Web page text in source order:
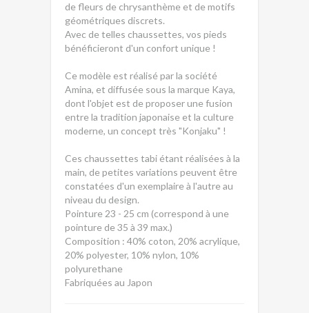
de fleurs de chrysanthème et de motifs
géométriques discrets.
Avec de telles chaussettes, vos pieds
bénéficieront d'un confort unique !
Ce modèle est réalisé par la société
Amina, et diffusée sous la marque Kaya,
dont l'objet est de proposer une fusion
entre la tradition japonaise et la culture
moderne, un concept très "Konjaku" !
Ces chaussettes tabi étant réalisées à la
main, de petites variations peuvent être
constatées d'un exemplaire à l'autre au
niveau du design.
Pointure 23 - 25 cm (correspond à une
pointure de 35 à 39 max.)
Composition : 40% coton, 20% acrylique,
20% polyester, 10% nylon, 10%
polyurethane
Fabriquées au Japon